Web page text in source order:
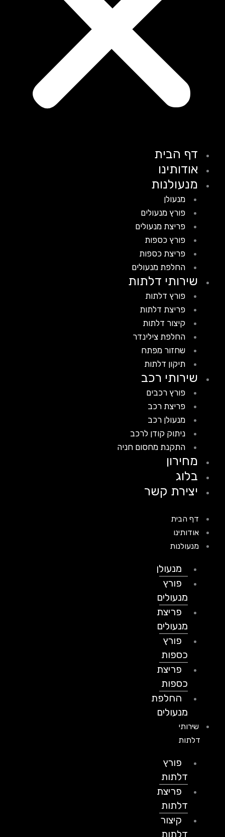
דף הבית
אודותינו
מנעולנות
מנעולן
פורץ מנעולים
פריצת מנעולים
פורץ כספות
פריצת כספות
החלפת מנעולים
שירותי דלתות
פורץ דלתות
פריצת דלתות
קיצור דלתות
החלפת צילינדר
שחזור מפתח
תיקון דלתות
שירותי רכב
פורץ רכבים
פריצת רכב
מנעולן רכב
ניתוק קודן לרכב
התקנת מחסום חניה
מחירון
בלוג
יצירת קשר
דף הבית
אודותינו
מנעולנות
מנעולן
פורץ
מנעולים
פריצת
מנעולים
פורץ
כספות
פריצת
כספות
החלפת
מנעולים
שירותי
דלתות
פורץ
דלתות
פריצת
דלתות
קיצור
דלתות